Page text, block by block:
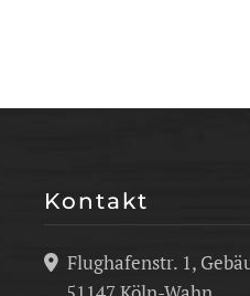
Kontakt
Flughafenstr. 1,